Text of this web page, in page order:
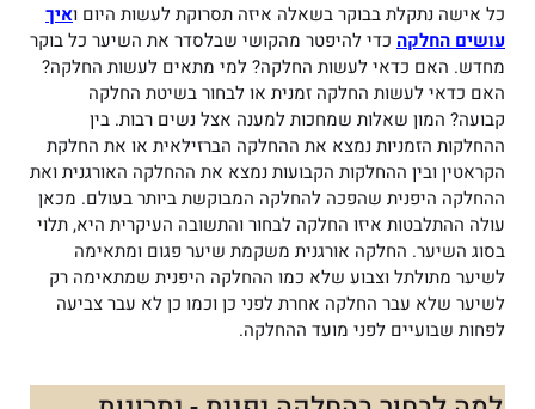
כל אישה נתקלת בבוקר בשאלה איזה תסרוקת לעשות היום ואיך
עושים החלקה כדי להיפטר מהקושי שבלסדר את השיער כל בוקר
מחדש. האם כדאי לעשות החלקה? למי מתאים לעשות החלקה?
האם כדאי לעשות החלקה זמנית או לבחור בשיטת החלקה
קבועה? המון שאלות שמחכות למענה אצל נשים רבות. בין
ההחלקות הזמניות נמצא את ההחלקה הברזילאית או את החלקת
הקראטין ובין ההחלקות הקבועות נמצא את ההחלקה האורגנית ואת
ההחלקה היפנית שהפכה להחלקה המבוקשת ביותר בעולם. מכאן
עולה ההתלבטות איזו החלקה לבחור והתשובה העיקרית היא, תלוי
בסוג השיער. החלקה אורגנית משקמת שיער פגום ומתאימה
לשיער מתולתל וצבוע שלא כמו ההחלקה היפנית שמתאימה רק
לשיער שלא עבר החלקה אחרת לפני כן וכמו כן לא עבר צביעה
לפחות שבועיים לפני מועד ההחלקה.